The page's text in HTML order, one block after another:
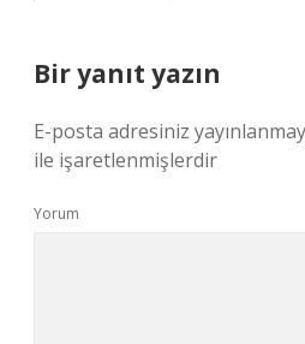
Bir yanıt yazın
E-posta adresiniz
ile işaretlenmişlerdir
Yorum